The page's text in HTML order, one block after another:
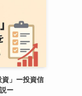
」ー投資信
ー